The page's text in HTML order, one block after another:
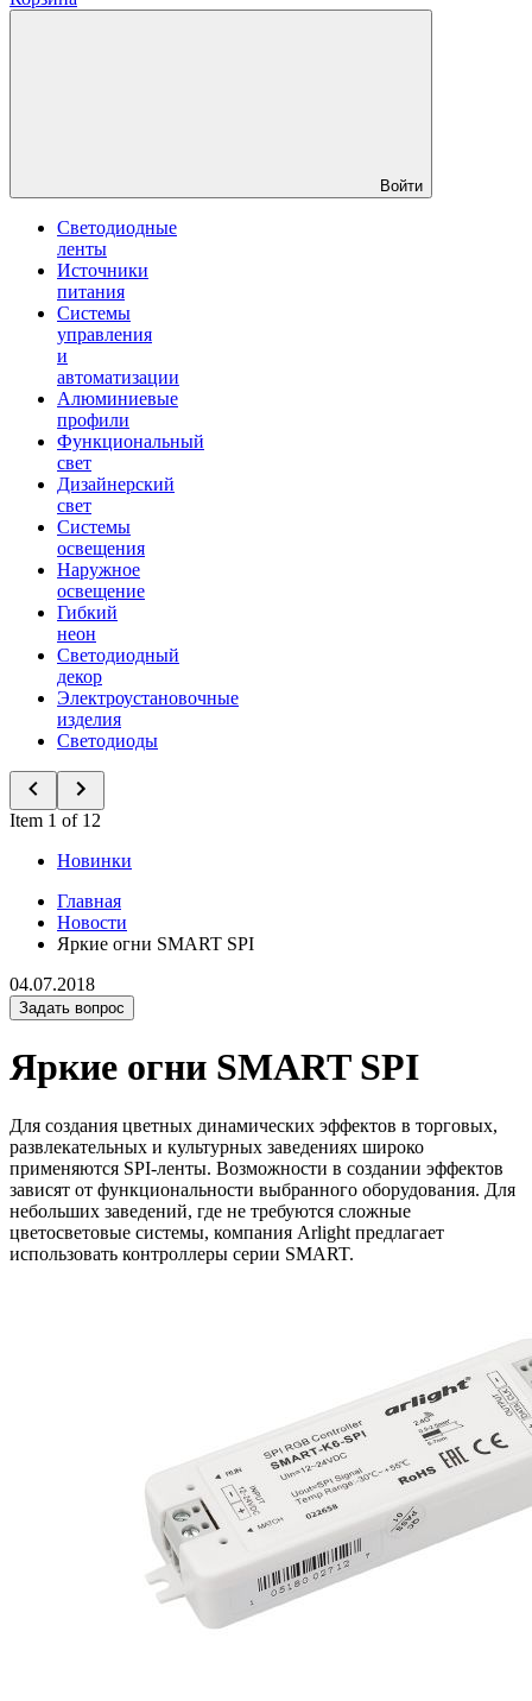
Войти
Светодиодные
ленты
Источники
питания
Системы
управления
и
автоматизации
Алюминиевые
профили
Функциональный
свет
Дизайнерский
свет
Системы
освещения
Наружное
освещение
Гибкий
неон
Светодиодный
декор
Электроустановочные
изделия
Светодиоды
Item 1 of 12
Новинки
Главная
Новости
Яркие огни SMART SPI
04.07.2018
Задать вопрос
Яркие огни SMART SPI
Для создания цветных динамических эффектов в торговых,
развлекательных и культурных заведениях широко
применяются SPI-ленты. Возможности в создании эффектов
зависят от функциональности выбранного оборудования. Для
небольших заведений, где не требуются сложные
цветосветовые системы, компания Arlight предлагает
использовать контроллеры серии SMART.